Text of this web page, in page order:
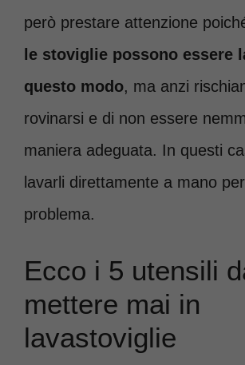
però prestare attenzione
le stoviglie possono essere
questo modo, ma anzi
rovinarsi e di non essere
maniera adeguata. In questi
lavarli direttamente a mano
problema.
Ecco i 5 utensili
mettere mai in
lavastoviglie